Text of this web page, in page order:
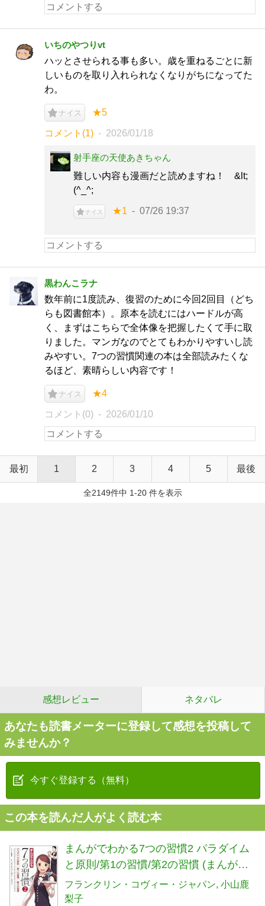
いちのやつりvt
ハッとさせられる事も多い。歳を重ねるごとに新
しいものを取り入れられなくなりがちになってた
わ。
ナイス ★5
コメント(1) 2026/01/18
射手座の天使あきちゃん
難しい内容も漫画だと読めますね！ &lt;
(^_^;
ナイス ★1 07/26 19:37
黒わんこラナ
数年前に1度読み、復習のために今回2回目（どち
らも図書館本）。原本を読むにはハードルが高
く、まずはこちらで全体像を把握したくて手に取
りました。マンガなのでとてもわかりやすいし読
みやすい。7つの習慣関連の本は全部読みたくな
るほど、素晴らしい内容です！
ナイス ★4
コメント(0) 2026/01/10
最初 1 2 3 4 5 最後
全2149件中 1-20 件を表示
感想レビュー ネタバレ
あなたも読書メーターに登録して感想を投稿して
みませんか？
今すぐ登録する（無料）
この本を読んだ人がよく読む本
まんがでわかる7つの習慣2 パラダイム
と原則/第1の習慣/第2の習慣 (まんがで
わかるシリーズ)
フランクリン・コヴィー・ジャパン 小山鹿
梨子